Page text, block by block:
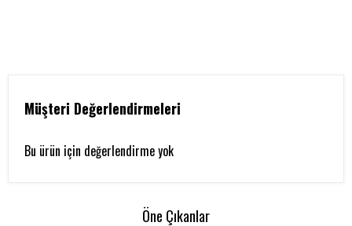
Müşteri Değerlendirmeleri
Bu ürün için değerlendirme yok
Öne Çıkanlar